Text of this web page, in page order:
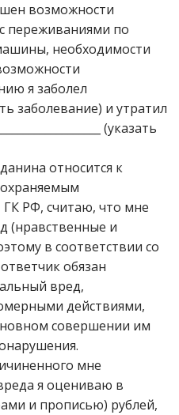
возможности
переживаниями по
необходимости
я заболел
заболевание) и утратил
(указать
относится к
ГК РФ, считаю, что мне
(нравственные и
в соответствии со
обязан
вред,
действиями,
совершении им
мне
я оцениваю в
и прописью) рублей,